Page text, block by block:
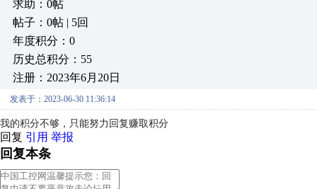
求助：0帖
帖子：0帖 | 5回
年度积分：0
历史总积分：55
注册：2023年6月20日
发表于：2023-06-30 11:36:14
我的积分不够，只能努力回复赚取积分
回复 引用 举报
回复本条